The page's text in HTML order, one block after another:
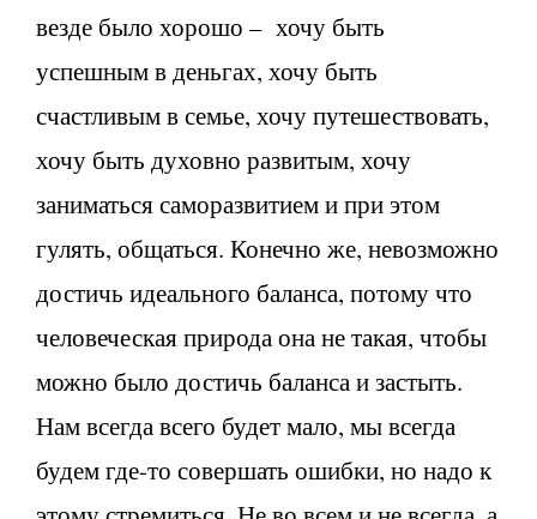
везде было хорошо – хочу быть
успешным в деньгах, хочу быть
счастливым в семье, хочу путешествовать,
хочу быть духовно развитым, хочу
заниматься саморазвитием и при этом
гулять, общаться. Конечно же, невозможно
достичь идеального баланса, потому что
человеческая природа она не такая, чтобы
можно было достичь баланса и застыть.
Нам всегда всего будет мало, мы всегда
будем где-то совершать ошибки, но надо к